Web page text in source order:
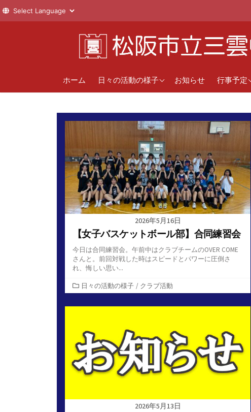
へ
ホーム 日々の活動の様子
1年
3年
お知らせ 行事予定
直近の行
2026年5月16日
【女子バスケットボール部】合同練習会
今日は合同練習会。午前中はクラブチームのOVER COME
さんと。前回対戦した時はスピードとパワーに圧倒さ
れ、悔しい思い...
カ
テ
ゴ
日々の活動の様子 / クラブ活動
2026年5月13日